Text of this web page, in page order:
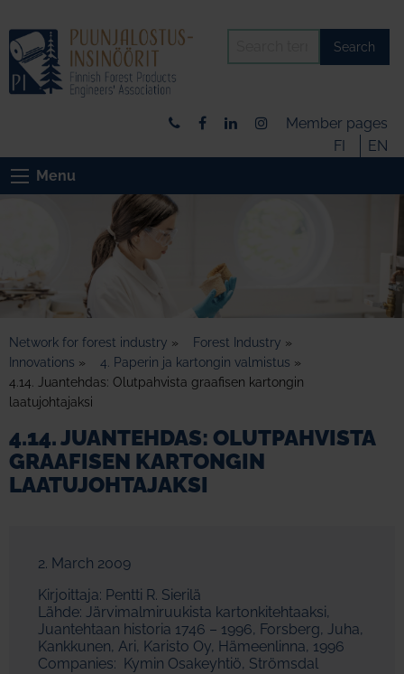
Search
Member pages
FI
EN
Menu
Network for forest industry » Forest Industry »
Innovations » 4. Paperin ja kartongin valmistus »
4.14. Juantehdas: Olutpahvista graafisen kartongin
laatujohtajaksi
4.14. JUANTEHDAS: OLUTPAHVISTA
GRAAFISEN KARTONGIN
LAATUJOHTAJAKSI
2. March 2009
Kirjoittaja: Pentti R. Sierilä
Lähde: Järvimalmiruukista kartonkitehtaaksi,
Juantehtaan historia 1746 – 1996, Forsberg, Juha,
Kankkunen, Ari, Karisto Oy, Hämeenlinna, 1996
Companies: Kymin Osakeyhtiö, Strömsdal